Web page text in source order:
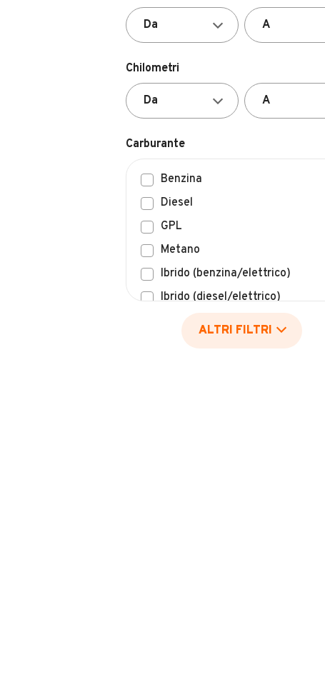
Chilometri
Carburante
Benzina
Diesel
GPL
Metano
Ibrido (benzina/elettrico)
Ibrido (diesel/elettrico)
Elettrico
Idrogeno
ALTRI FILTRI